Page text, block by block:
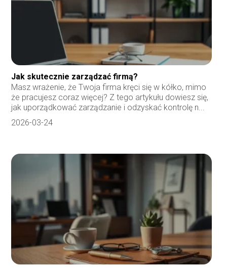
Jak skutecznie zarządzać firmą?
Masz wrażenie, że Twoja firma kręci się w kółko, mimo
że pracujesz coraz więcej? Z tego artykułu dowiesz się,
jak uporządkować zarządzanie i odzyskać kontrolę n...
2026-03-24